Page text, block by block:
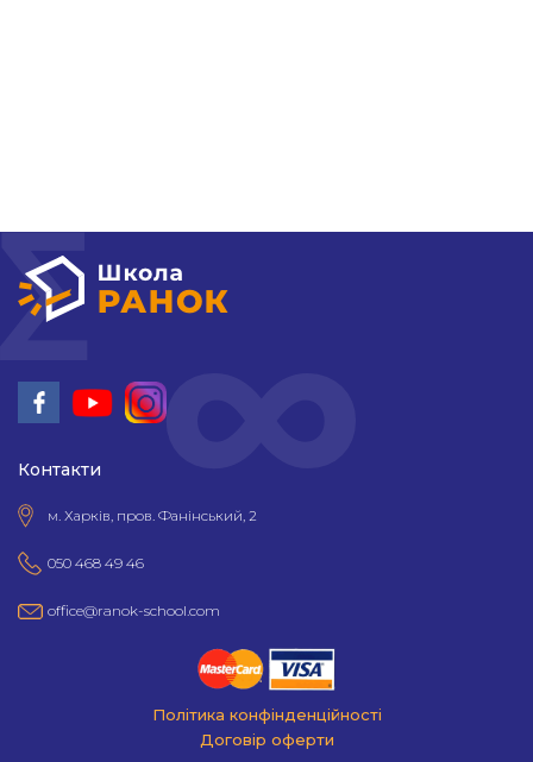
Контакти
м. Харків, пров. Фанінський, 2
050 468 49 46
office@ranok-school.com
Політика конфінденційності
Договір оферти